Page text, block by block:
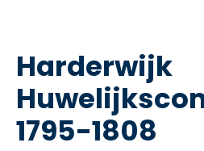
Harderwijk
1795-1808